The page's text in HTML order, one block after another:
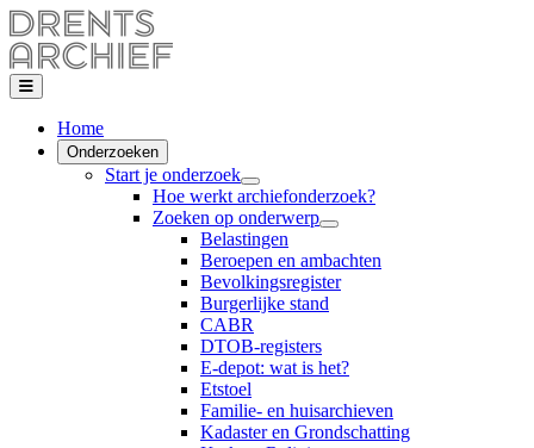
Home
Onderzoeken
Start je onderzoek
Hoe werkt archiefonderzoek?
Zoeken op onderwerp
Belastingen
Beroepen en ambachten
Bevolkingsregister
Burgerlijke stand
CABR
DTOB-registers
E-depot: wat is het?
Etstoel
Familie- en huisarchieven
Kadaster en Grondschatting